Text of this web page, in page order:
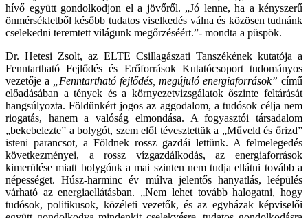
hívő együtt gondolkodjon el a jövőről. „Jó lenne, ha a kényszerű
önmérsékletből később tudatos viselkedés válna és közösen tudnánk
cselekedni teremtett világunk megőrzéséért.”- mondta a püspök.
Dr. Hetesi Zsolt, az ELTE Csillagászati Tanszékének kutatója a
Fenntartható Fejlődés és Erőforrások Kutatócsoport tudományos
vezetője a
„Fenntartható fejlődés, megújuló energiaforrások” című
előadásában a tények és a környezetvizsgálatok őszinte feltárását
hangsúlyozta. Földünkért jogos az aggodalom, a tudósok célja nem
riogatás, hanem a valóság elmondása. A fogyasztói társadalom
„bekebelezte” a bolygót, szem elől tévesztettük a „Műveld és őrizd”
isteni parancsot, a Földnek rossz gazdái lettünk. A felmelegedés
következményei, a rossz vízgazdálkodás, az energiaforrások
kimerülése miatt bolygónk a mai szinten nem tudja ellátni tovább a
népességet. Húsz-harminc év múlva jelentős hanyatlás, leépülés
várható az energiaellátásban. „Nem lehet tovább halogatni, hogy
tudósok, politikusok, közéleti vezetők, és az egyházak képviselői